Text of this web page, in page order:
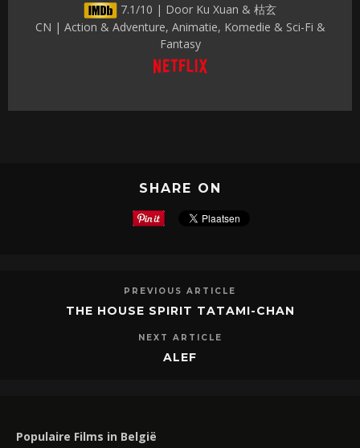
7.1/10 | Door Ku Xuan & 枯玄
CN | Action & Adventure, Animatie, Komedie & Sci-Fi &
Fantasy
SHARE ON
PREVIOUS ARTICLE
THE HOUSE SPIRIT TATAMI-CHAN
NEXT ARTICLE
ALEF
Populaire Films in België